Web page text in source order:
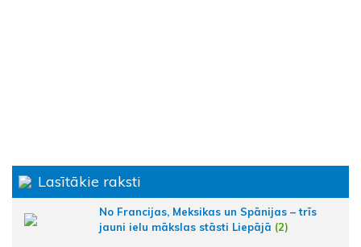
Lasītākie raksti
No Francijas, Meksikas un Spānijas – trīs
jauni ielu mākslas stāsti Liepājā (2)